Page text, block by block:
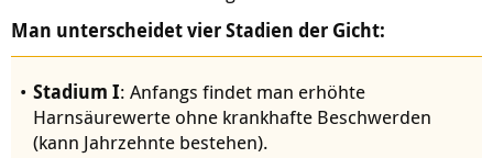
Man unterscheidet vier Stadien der Gicht:
Stadium I: Anfangs findet man erhöhte
Harnsäurewerte ohne krankhafte Beschwerden
(kann Jahrzehnte bestehen).